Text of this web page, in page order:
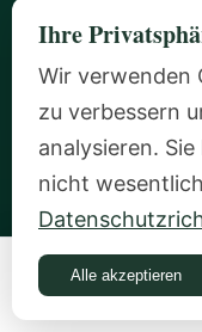
Alle Programme
Money Quiz
Kostenloser
Ihre
Wir verwenden
zu verbessern
analysieren.
nicht
Alle akzeptieren